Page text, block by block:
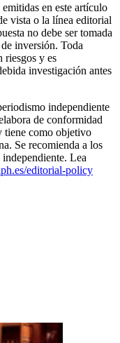
en este artículo
vista o la línea editorial
no debe ser tomada
inversión. Toda
riesgos y es
investigación antes
independiente
de conformidad
tiene como objetivo
Se recomienda a los
Lea
editorial-policy